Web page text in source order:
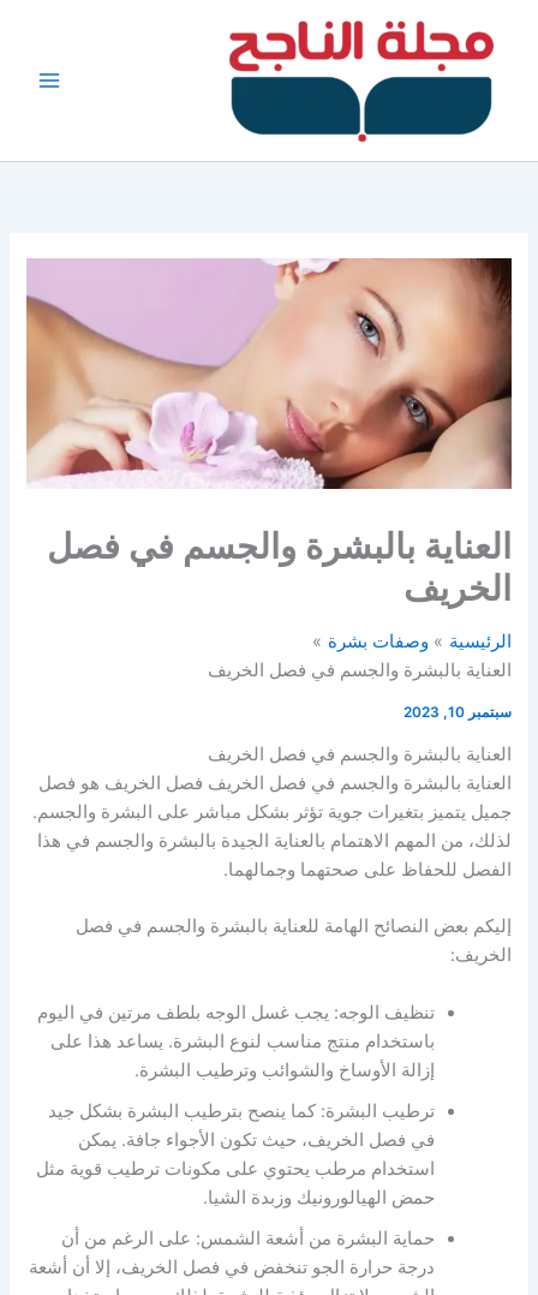
العناية بالبشرة والجسم في فصل
الخريف
الرئيسية
وصفات بشرة
العناية بالبشرة والجسم في فصل الخريف
سبتمبر 10, 2023
العناية بالبشرة والجسم في فصل الخريف
العناية بالبشرة والجسم في فصل الخريف فصل الخريف هو فصل
جميل يتميز بتغيرات جوية تؤثر بشكل مباشر على البشرة والجسم.
لذلك، من المهم الاهتمام بالعناية الجيدة بالبشرة والجسم في هذا
الفصل للحفاظ على صحتهما وجمالهما.
إليكم بعض النصائح الهامة للعناية بالبشرة والجسم في فصل
الخريف:
تنظيف الوجه: يجب غسل الوجه بلطف مرتين في اليوم
باستخدام منتج مناسب لنوع البشرة. يساعد هذا على
إزالة الأوساخ والشوائب وترطيب البشرة.
ترطيب البشرة: كما ينصح بترطيب البشرة بشكل جيد
في فصل الخريف، حيث تكون الأجواء جافة. يمكن
استخدام مرطب يحتوي على مكونات ترطيب قوية مثل
حمض الهيالورونيك وزبدة الشيا.
حماية البشرة من أشعة الشمس: على الرغم من أن
درجة حرارة الجو تنخفض في فصل الخريف، إلا أن أشعة